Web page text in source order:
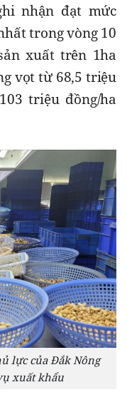
nhận đạt mức
trong vòng 10
xuất trên 1ha
vọt từ 68,5 triệu
triệu đồng/ha
lực của Đắk Nông
xuất khẩu